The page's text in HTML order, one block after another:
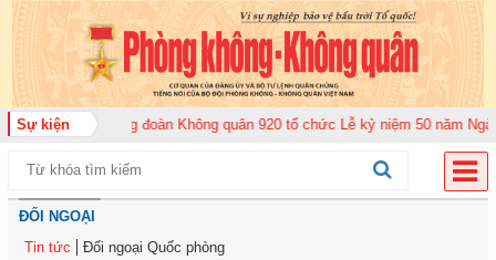
Sự kiện
2026 Trung đoàn Không quân 920 tổ chức Lễ kỷ niệm 50 năm Ngày
ĐỐI NGOẠI
Tin tức
Đối ngoại Quốc phòng